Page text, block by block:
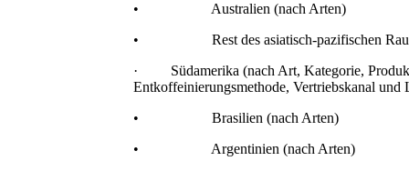
• Australien (nach Arten)
• Rest des asiatisch-pazifischen
· Südamerika (nach Art, Kategorie,
Entkoffeinierungsmethode, Vertriebskanal und
• Brasilien (nach Arten)
• Argentinien (nach Arten)